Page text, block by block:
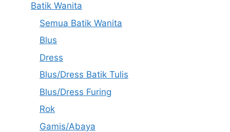
Batik Wanita
Semua Batik Wanita
Blus
Dress
Blus/Dress Batik Tulis
Blus/Dress Furing
Rok
Gamis/Abaya